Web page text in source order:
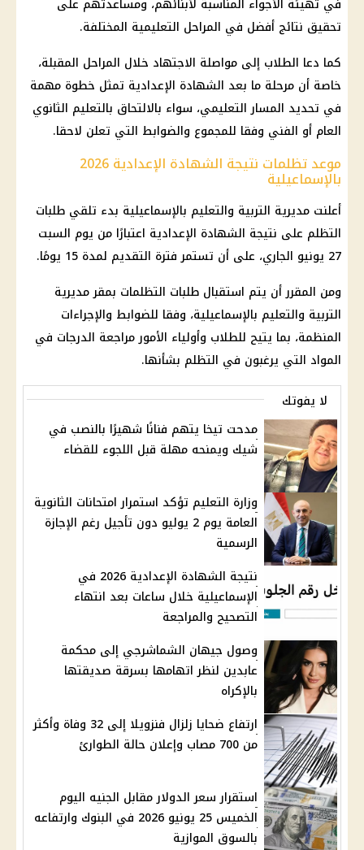
تحقيق نتائج أفضل في المراحل التعليمية المختلفة.
كما دعا الطلاب إلى مواصلة الاجتهاد خلال المراحل المقبلة،
خاصة أن مرحلة ما بعد الشهادة الإعدادية تمثل خطوة مهمة
في تحديد المسار التعليمي، سواء بالالتحاق بالتعليم الثانوي
العام أو الفني وفقا للمجموع والضوابط التي تعلن لاحقا.
موعد تظلمات نتيجة الشهادة الإعدادية 2026
بالإسماعيلية
أعلنت مديرية التربية والتعليم بالإسماعيلية بدء تلقي طلبات
التظلم على نتيجة الشهادة الإعدادية اعتبارًا من يوم السبت
27 يونيو الجاري، على أن تستمر فترة التقديم لمدة 15 يومًا.
ومن المقرر أن يتم استقبال طلبات التظلمات بمقر مديرية
التربية والتعليم بالإسماعيلية، وفقا للضوابط والإجراءات
المنظمة، بما يتيح للطلاب وأولياء الأمور مراجعة الدرجات في
المواد التي يرغبون في التظلم بشأنها.
لا يفوتك
مدحت تيخا يتهم فنانًا شهيرًا بالنصب في
شيك ويمنحه مهلة قبل اللجوء للقضاء
وزارة التعليم تؤكد استمرار امتحانات الثانوية
العامة يوم 2 يوليو دون تأجيل رغم الإجازة
الرسمية
نتيجة الشهادة الإعدادية 2026 في
الإسماعيلية خلال ساعات بعد انتهاء
التصحيح والمراجعة
وصول جيهان الشماشرجي إلى محكمة
عابدين لنظر اتهامها بسرقة صديقتها
بالإكراه
ارتفاع ضحايا زلزال فنزويلا إلى 32 وفاة وأكثر
من 700 مصاب وإعلان حالة الطوارئ
استقرار سعر الدولار مقابل الجنيه اليوم
الخميس 25 يونيو 2026 في البنوك وارتفاعه
بالسوق الموازية